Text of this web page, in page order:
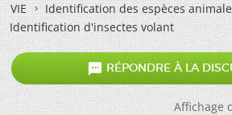
VIE
Identification des espèces
Identification d'insectes volant
 RÉPONDRE À LA
Affichage